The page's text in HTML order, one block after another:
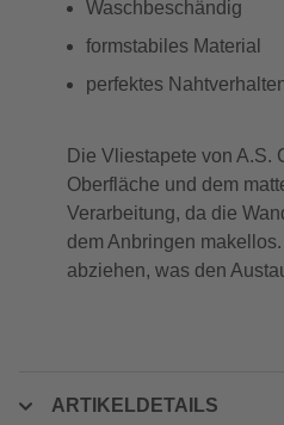
Waschbeschändig
formstabiles Material
perfektes
Die Vliestapete von A.S.
Oberfläche und dem
Verarbeitung, da die
dem Anbringen
abziehen, was den
ARTIKELDETAILS